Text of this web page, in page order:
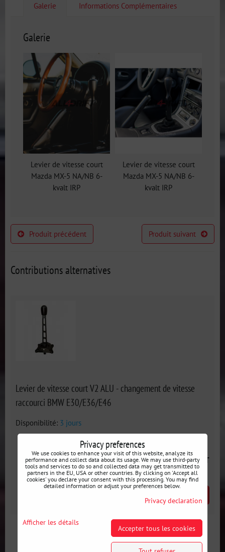
Galerie Informations Complémentaires
Galerie
Levier de vitesse court
Mazda MX-5 NA/NB 6-
kvalt IRP
Levier de vitesse court
Mazda MX-5 NA/NB 6-
kvalt IRP
Produit précédent Produit suivant
Contributions alternatives
Levier de vitesse court V2 ALU - changement de vitesse
raccourci BMW E30/E36/E46
Disponibilité: 3 jours
223 €incl. VAT
Privacy preferences
We use cookies to enhance your visit of this website, analyze its
performance and collect data about its usage. We may use third-party
tools and services to do so and collected data may get transmitted to
partners in the EU, USA or other countries. By clicking on 'Accept all
cookies' you declare your consent with this processing. You may find
detailed information or adjust your preferences below.
Privacy declaration
Afficher les détails
Accepter tous les cookies